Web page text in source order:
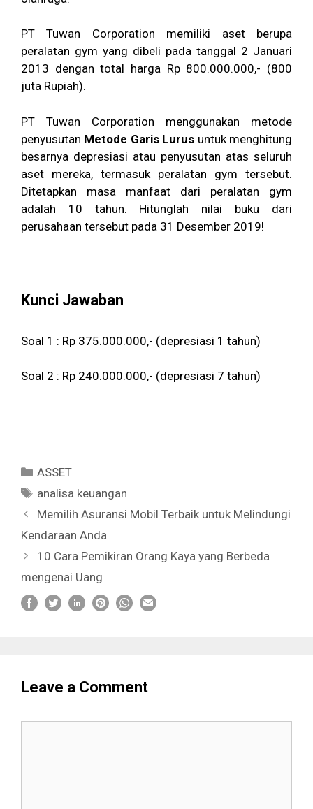
PT Tuwan Corporation memiliki aset berupa
peralatan gym yang dibeli pada tanggal 2 Januari
2013 dengan total harga Rp 800.000.000,- (800
juta Rupiah).
PT Tuwan Corporation menggunakan metode
penyusutan Metode Garis Lurus untuk menghitung
besarnya depresiasi atau penyusutan atas seluruh
aset mereka, termasuk peralatan gym tersebut.
Ditetapkan masa manfaat dari peralatan gym
adalah 10 tahun. Hitunglah nilai buku dari
perusahaan tersebut pada 31 Desember 2019!
Kunci Jawaban
Soal 1 : Rp 375.000.000,- (depresiasi 1 tahun)
Soal 2 : Rp 240.000.000,- (depresiasi 7 tahun)
Categories
ASSET
Tags
analisa keuangan
Memilih Asuransi Mobil Terbaik untuk Melindungi
Kendaraan Anda
10 Cara Pemikiran Orang Kaya yang Berbeda
mengenai Uang
Leave a Comment